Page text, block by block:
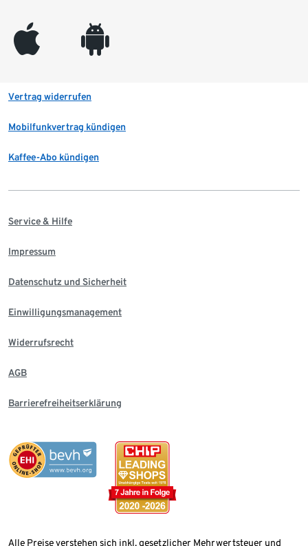
appleinc android
Vertrag widerrufen
Mobilfunkvertrag kündigen
Kaffee-Abo kündigen
Service & Hilfe
Impressum
Datenschutz und Sicherheit
Einwilligungsmanagement
Widerrufsrecht
AGB
Barrierefreiheitserklärung
Alle Preise verstehen sich inkl. gesetzlicher Mehrwertsteuer und